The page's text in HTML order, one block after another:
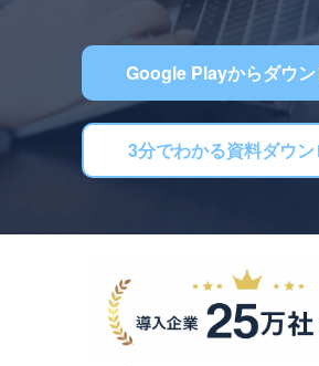
Google Playからダウン
3分でわかる資料ダウン